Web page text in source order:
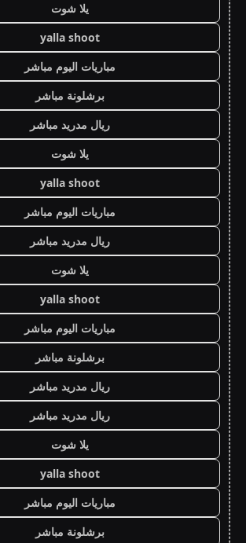
يلا شوت
yalla shoot
مباريات اليوم مباشر
برشلونة مباشر
ريال مدريد مباشر
يلا شوت
yalla shoot
مباريات اليوم مباشر
ريال مدريد مباشر
يلا شوت
yalla shoot
مباريات اليوم مباشر
برشلونة مباشر
ريال مدريد مباشر
ريال مدريد مباشر
يلا شوت
yalla shoot
مباريات اليوم مباشر
برشلونة مباشر